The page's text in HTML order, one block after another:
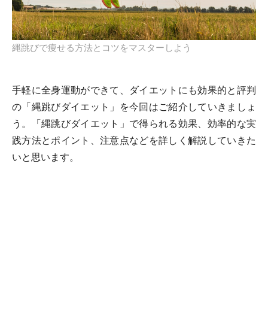
縄跳びで痩せる方法とコツをマスターしよう
手軽に全身運動ができて、ダイエットにも効果的と評判
の「縄跳びダイエット」を今回はご紹介していきましょ
う。「縄跳びダイエット」で得られる効果、効率的な実
践方法とポイント、注意点などを詳しく解説していきた
いと思います。